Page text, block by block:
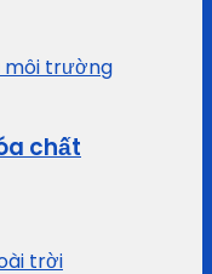
môi trường
chất
trời